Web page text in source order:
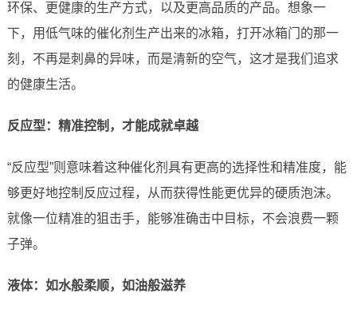
环保、更健康的生产方式，以及更高品质的产品。想象一
下，用低气味的催化剂生产出来的冰箱，打开冰箱门的那一
刻，不再是刺鼻的异味，而是清新的空气，这才是我们追求
的健康生活。
反应型：精准控制，才能成就卓越
“反应型”则意味着这种催化剂具有更高的选择性和精准度，能
够更好地控制反应过程，从而获得性能更优异的硬质泡沫。
就像一位精准的狙击手，能够准确击中目标，不会浪费一颗
子弹。
液体：如水般柔顺，如油般滋养